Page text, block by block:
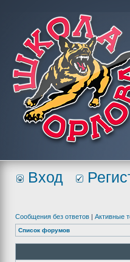
Вход
Сообщения без ответов | Активные
Список форумов